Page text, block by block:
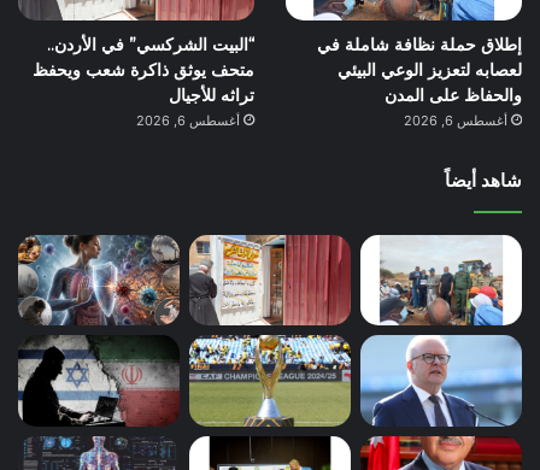
إطلاق حملة نظافة شاملة في
لعصابه لتعزيز الوعي البيئي
والحفاظ على المدن
أغسطس 6, 2026
“البيت الشركسي” في الأردن..
متحف يوثق ذاكرة شعب ويحفظ
تراثه للأجيال
أغسطس 6, 2026
شاهد أيضاً